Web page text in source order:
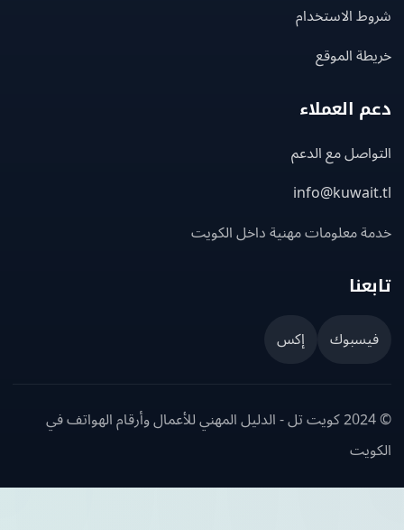
الاستخدام
الموقع
العملاء
مع الدعم
معلومات مهنية داخل الكويت
إكس
© 2024 كويت تل - الدليل المهني للأعمال وأرقام الهواتف في